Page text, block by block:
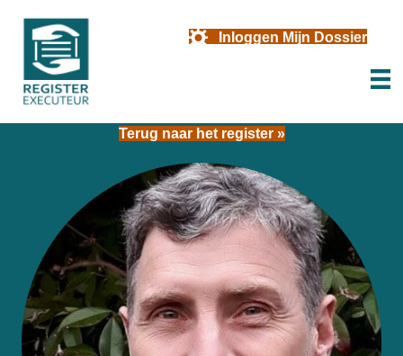
Inloggen Mijn Dossier
Terug naar het register »